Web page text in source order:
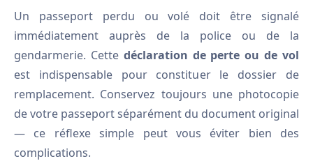
Un passeport perdu ou volé doit être signalé
immédiatement auprès de la police ou de la
gendarmerie. Cette déclaration de perte ou de vol
est indispensable pour constituer le dossier de
remplacement. Conservez toujours une photocopie
de votre passeport séparément du document original
— ce réflexe simple peut vous éviter bien des
complications.